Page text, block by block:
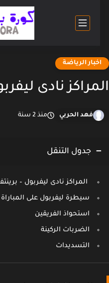
الرياضة
نادى
فهد الحربي منذ 2 سنة
جدول التنقل
المراكز نادى ليفربول –
سيطرة ليفربول على المباراة
استحواذ الفريقين
الضربات الركينة
التسديدات